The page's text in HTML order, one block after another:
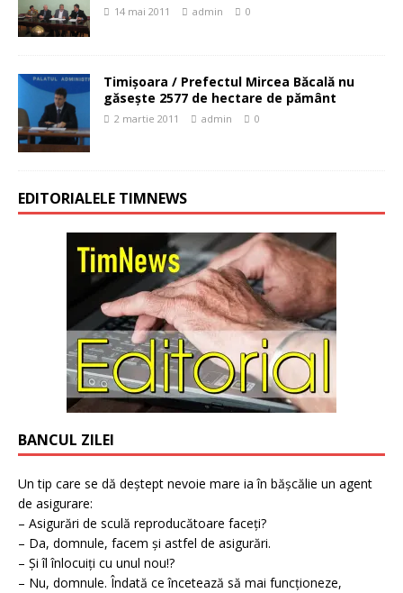
14 mai 2011 admin 0
Timișoara / Prefectul Mircea Băcală nu
găsește 2577 de hectare de pământ
2 martie 2011 admin 0
EDITORIALELE TIMNEWS
BANCUL ZILEI
Un tip care se dă deștept nevoie mare ia în bășcălie un agent
de asigurare:
– Asigurări de sculă reproducătoare faceți?
– Da, domnule, facem și astfel de asigurări.
– Și îl înlocuiți cu unul nou!?
– Nu, domnule. Îndată ce încetează să mai funcționeze,